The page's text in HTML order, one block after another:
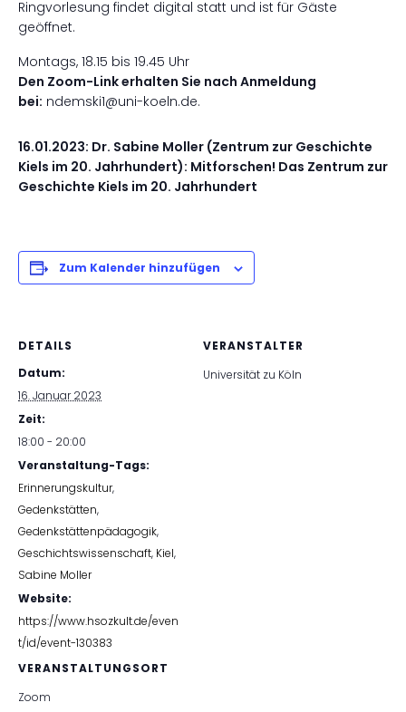
Ringvorlesung findet digital statt und ist für Gäste
geöffnet.
Montags, 18.15 bis 19.45 Uhr
Den Zoom-Link erhalten Sie nach Anmeldung
bei: ndemski1@uni-koeln.de.
16.01.2023: Dr. Sabine Moller (Zentrum zur Geschichte
Kiels im 20. Jahrhundert): Mitforschen! Das Zentrum zur
Geschichte Kiels im 20. Jahrhundert
Zum Kalender hinzufügen
DETAILS
Datum:
16. Januar 2023
Zeit:
18:00 - 20:00
Veranstaltung-Tags:
Erinnerungskultur,
Gedenkstätten,
Gedenkstättenpädagogik,
Geschichtswissenschaft, Kiel,
Sabine Moller
Website:
https://www.hsozkult.de/even
t/id/event-130383
VERANSTALTUNGSORT
Zoom
VERANSTALTER
Universität zu Köln